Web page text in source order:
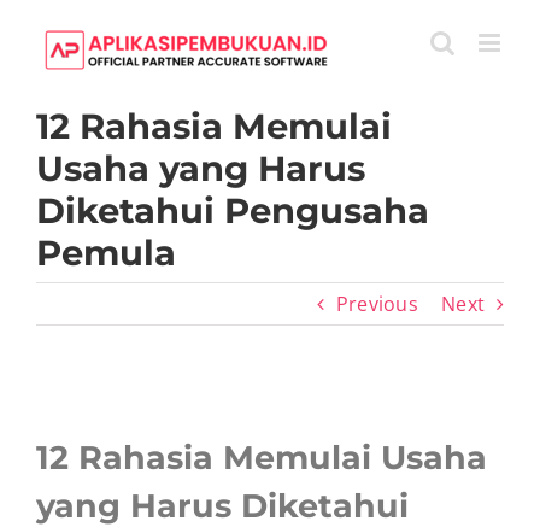
content
12 Rahasia Memulai
Usaha yang Harus
Diketahui Pengusaha
Pemula
Previous Next
Larger
Image
12 Rahasia Memulai Usaha
yang Harus Diketahui